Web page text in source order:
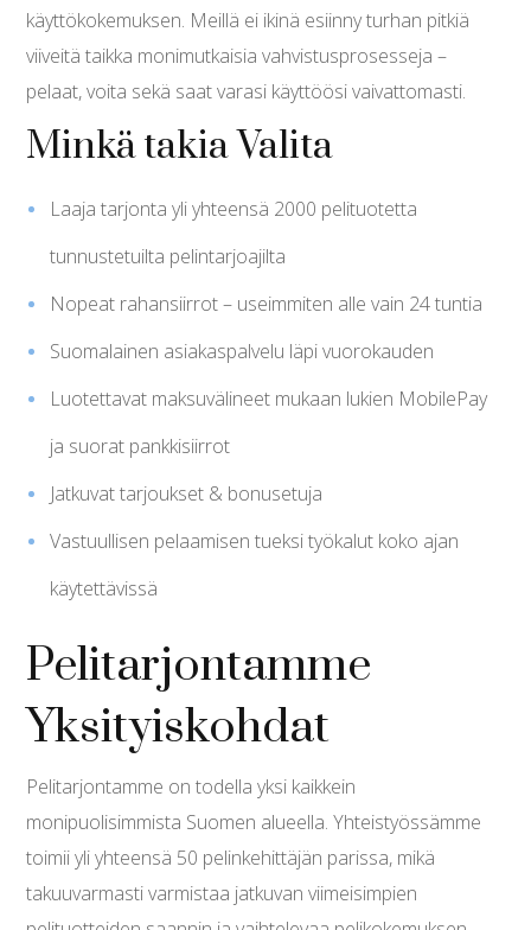
käyttökokemuksen. Meillä ei ikinä esiinny turhan pitkiä
viiveitä taikka monimutkaisia vahvistusprosesseja –
pelaat, voita sekä saat varasi käyttöösi vaivattomasti.
Minkä takia Valita
Laaja tarjonta yli yhteensä 2000 pelituotetta
tunnustetuilta pelintarjoajilta
Nopeat rahansiirrot – useimmiten alle vain 24 tuntia
Suomalainen asiakaspalvelu läpi vuorokauden
Luotettavat maksuvälineet mukaan lukien MobilePay
ja suorat pankkisiirrot
Jatkuvat tarjoukset & bonusetuja
Vastuullisen pelaamisen tueksi työkalut koko ajan
käytettävissä
Pelitarjontamme
Yksityiskohdat
Pelitarjontamme on todella yksi kaikkein
monipuolisimmista Suomen alueella. Yhteistyössämme
toimii yli yhteensä 50 pelinkehittäjän parissa, mikä
takuuvarmasti varmistaa jatkuvan viimeisimpien